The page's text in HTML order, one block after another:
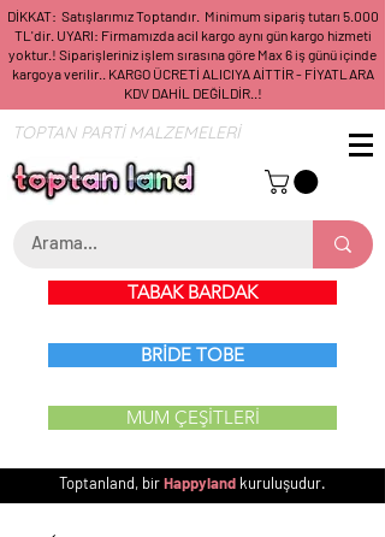
DİKKAT: Satışlarımız Toptandır. Minimum sipariş tutarı 5.000
TL'dir. UYARI: Firmamızda acil kargo aynı gün kargo hizmeti
yoktur.! Siparişleriniz işlem sırasına göre Max 6 iş günü içinde
kargoya verilir.. KARGO ÜCRETİ ALICIYA AİTTİR - FİYATLARA
KDV DAHİL DEĞİLDİR..!
TOPTAN PARTİ MALZEMELERİ
TABAK BARDAK
BRİDE TOBE
MUM ÇEŞİTLERİ
Toptanland, birHappyland kuruluşudur.